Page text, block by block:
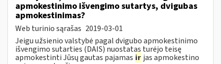
apmokestinimo išvengimo sutartys, dvigubas
apmokestinimas?
Web turinio sąrašas 2019-03-01
Jeigu užsienio valstybė pagal dvigubo apmokestinimo
išvengimo sutarties (DAIS) nuostatas turėjo teisę
apmokestinti Jūsų gautas pajamas ir jas apmokestino